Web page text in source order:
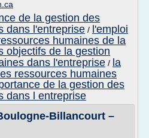
de la gestion des
dans l'entreprise / l'emploi
humaines de la
objectifs de la gestion
dans l'entreprise / la
ressources humaines
de la gestion des
dans l entreprise
Billancourt –